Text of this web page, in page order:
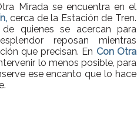
Mirada se encuentra en el
cerca de la Estación de Tren.
quienes se acercan para
reposan mientras
que precisan. En Con Otra
lo menos posible, para
ese encanto que lo hace